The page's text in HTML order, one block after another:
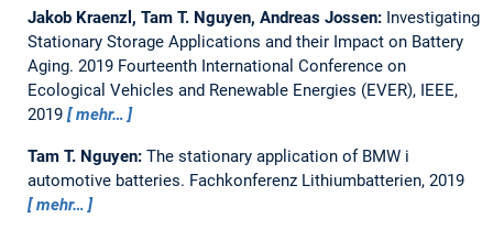
Jakob Kraenzl, Tam T. Nguyen, Andreas Jossen: Investigating
Stationary Storage Applications and their Impact on Battery
Aging. 2019 Fourteenth International Conference on
Ecological Vehicles and Renewable Energies (EVER), IEEE,
2019
mehr…
Tam T. Nguyen: The stationary application of BMW i
automotive batteries. Fachkonferenz Lithiumbatterien, 2019
mehr…